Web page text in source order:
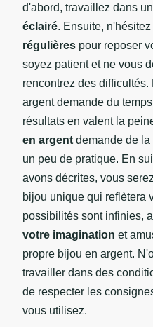
d'abord, travaillez dans un
éclairé. Ensuite,
régulières pour reposer
soyez patient et ne vous
rencontrez des
argent demande du
résultats en valent la
en argent demande de
un peu de pratique. En
avons décrites, vous
bijou unique qui reflètera
possibilités sont infinies,
votre imagination et
propre bijou en argent.
travailler dans des
de respecter les
vous utilisez.